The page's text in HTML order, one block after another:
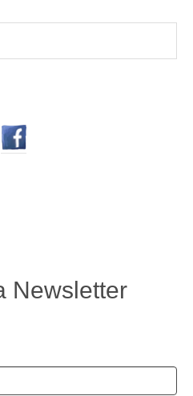
Newsletter